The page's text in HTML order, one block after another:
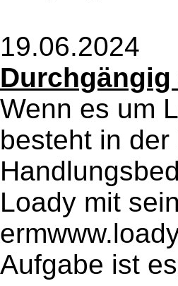
19.06.2024
Wenn es um
besteht in
Loady mit
Aufgabe ist